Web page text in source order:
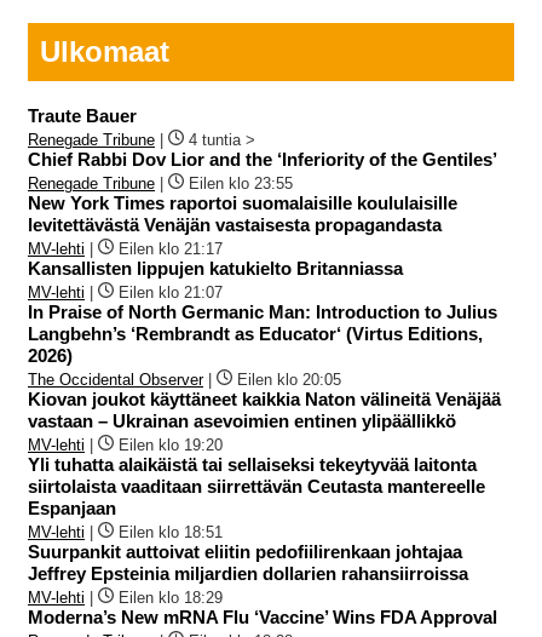
Ulkomaat
Traute Bauer
Renegade Tribune 4 tuntia >
Chief Rabbi Dov Lior and the ‘Inferiority of the Gentiles’
Renegade Tribune Eilen klo 23:55
New York Times raportoi suomalaisille koululaisille
levitettävästä Venäjän vastaisesta propagandasta
MV-lehti Eilen klo 21:17
Kansallisten lippujen katukielto Britanniassa
MV-lehti Eilen klo 21:07
In Praise of North Germanic Man: Introduction to Julius
Langbehn’s ‘Rembrandt as Educator‘ (Virtus Editions,
2026)
The Occidental Observer| Eilen klo 20:05
Kiovan joukot käyttäneet kaikkia Naton välineitä Venäjää
vastaan – Ukrainan asevoimien entinen ylipäällikkö
MV-lehti Eilen klo 19:20
Yli tuhatta alaikäistä tai sellaiseksi tekeytyvää laitonta
siirtolaista vaaditaan siirrettävän Ceutasta mantereelle
Espanjaan
MV-lehti Eilen klo 18:51
Suurpankit auttoivat eliitin pedofiilirenkaan johtajaa
Jeffrey Epsteinia miljardien dollarien rahansiirroissa
MV-lehti Eilen klo 18:29
Moderna’s New mRNA Flu ‘Vaccine’ Wins FDA Approval